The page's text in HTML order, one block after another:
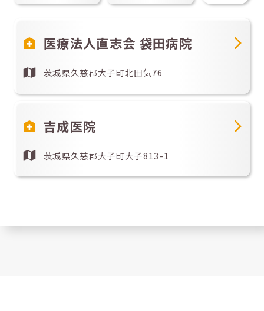
医療法人直志会 袋田病院
茨城県久慈郡大子町北田気76
吉成医院
茨城県久慈郡大子町大子813-1